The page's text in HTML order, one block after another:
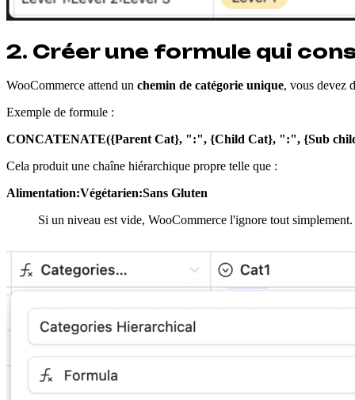
2. Créer une formule qui
WooCommerce attend un chemin de catégorie unique, vous devez
Exemple de formule :
CONCATENATE({Parent Cat}, ":", {Child Cat}, ":", {Sub
Cela produit une chaîne hiérarchique propre telle que :
Alimentation:Végétarien:Sans Gluten
Si un niveau est vide, WooCommerce l'ignore tout simplement.